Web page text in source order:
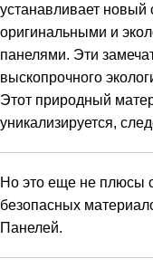
устанавливает новый
оригинальными и
панелями. Эти
выскопрочного
Этот природный
уникализируется,
Но это еще не плюсы
безопасных
Панелей.